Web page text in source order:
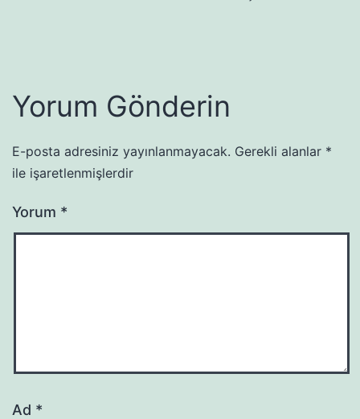
Yorum Gönderin
E-posta adresiniz yayınlanmayacak. Gerekli alanlar *
ile işaretlenmişlerdir
Yorum *
Ad *